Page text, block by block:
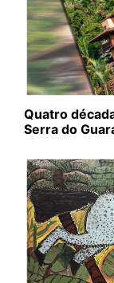
Quatro
Serra do